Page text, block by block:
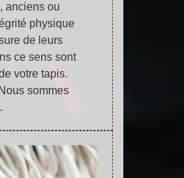
anciens ou
physique
de leurs
ce sens sont
votre tapis.
sommes